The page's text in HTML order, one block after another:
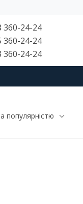
360-24-24
360-24-24
360-24-24
популярністю